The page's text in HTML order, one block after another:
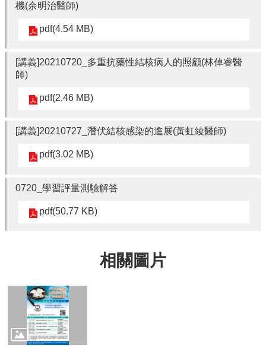
機(余明治醫師)
pdf(4.54 MB)
[講義]20210720_多重抗藥性結核病人的照顧(林倬睿醫
師)
pdf(2.46 MB)
[講義]20210727_潛伏結核感染的進展(黃虹綾醫師)
pdf(3.02 MB)
0720_學習評量測驗解答
pdf(50.77 KB)
相關圖片